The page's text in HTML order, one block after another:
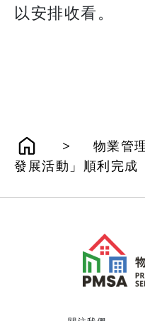
以安排收看。
>
物業管
發展活動」順利完成